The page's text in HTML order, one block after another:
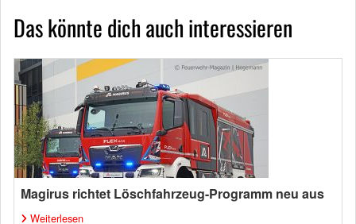
Das könnte dich auch interessieren
Magirus richtet Löschfahrzeug-Programm neu aus
Weiterlesen